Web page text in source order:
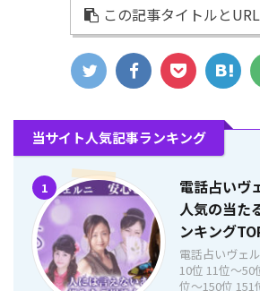
この記事タイトルと
当サイト人気記事ランキング
1
電話占いヴ
人気の当た
ンキング
電話占いヴェ
10位 11位〜50
位〜150位 151